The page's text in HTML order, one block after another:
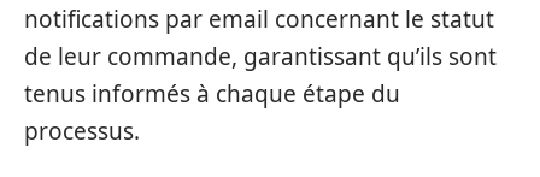
notifications par email concernant le statut
de leur commande, garantissant qu’ils sont
tenus informés à chaque étape du
processus.